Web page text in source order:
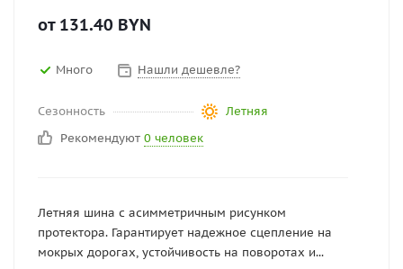
от 131.40 BYN
Много Нашли дешевле?
Сезонность
Летняя
Рекомендуют 0 человек
Летняя шина с асимметричным рисунком
протектора. Гарантирует надежное сцепление на
мокрых дорогах, устойчивость на поворотах и...